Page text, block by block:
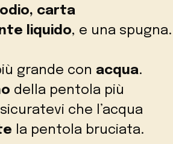
carta
liquido, e una spugna.
grande con acqua.
della pentola più
che l’acqua
la pentola bruciata.